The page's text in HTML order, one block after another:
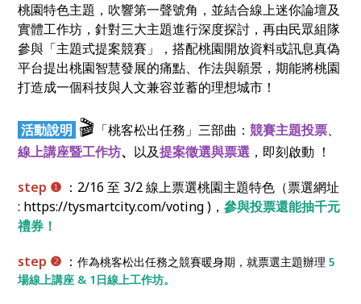
桃園特色主題，吹響第一聲號角，並結合線上迷你論壇及
實體工作坊，針對三大主題進行深度探討，再由民眾組隊
參與「主題式提案競賽」，搭配桃園開放資料或訊息真偽
平台提出桃園智慧發展的痛點、作法與願景，期能將桃園
打造成一個科技與人文兼容並蓄的理想城市！
活動說明 🎬 「桃客松出任務」三部曲：競賽主題投票、
線上講座暨工作坊、 以及提案徵選與票選 ，即刻啟動 ！
step ❶ ：2/16 至 3/2 線上票選桃園主題特色（票選網址
: https://tysmartcity.com/voting )，參與投票還能抽千元
禮券！
step ❷ ：作為桃客松出任務之競賽暖身期，就票選主題辦理 5
場線上講座 & 1日線上工作坊。